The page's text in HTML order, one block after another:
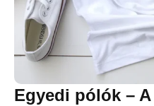
Egyedi pólók –